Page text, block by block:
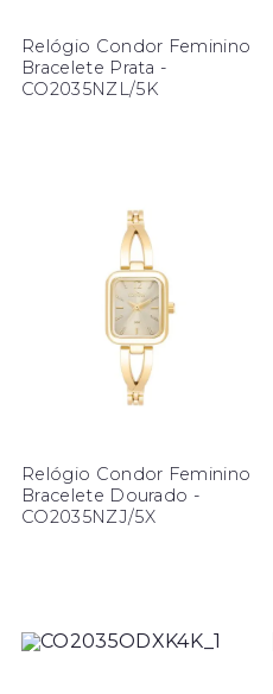
Relógio Condor Feminino
Bracelete Prata -
CO2035NZL/5K
Relógio Condor Feminino
Bracelete Dourado -
CO2035NZJ/5X